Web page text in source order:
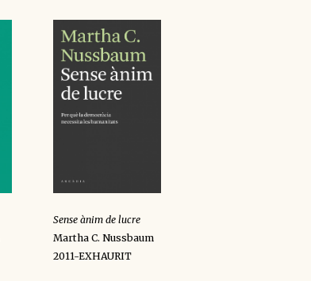
Sense ànim de lucre
Martha C. Nussbaum
2011-EXHAURIT